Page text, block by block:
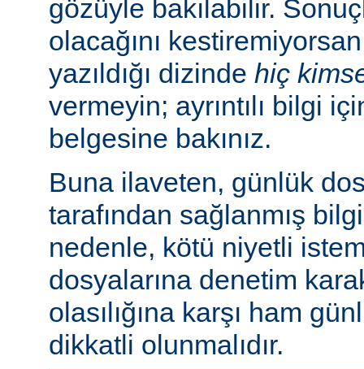
gözüyle bakılabilir.
olacağını
yazıldığı dizinde hiç
vermeyin; ayrıntılı bilgi
belgesine bakınız.
Buna ilaveten, günlük
tarafından sağlanmış
nedenle, kötü niyetli
dosyalarına denetim
olasılığına karşı ham
dikkatli olunmalıdır.